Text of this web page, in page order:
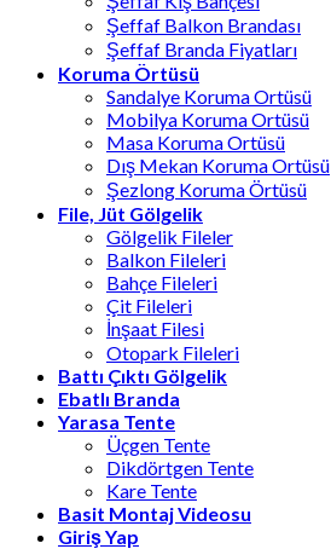
Şeffaf Balkon Brandası
Şeffaf Branda Fiyatları
Koruma Örtüsü
Sandalye Koruma Ortüsü
Mobilya Koruma Ortüsü
Masa Koruma Ortüsü
Dış Mekan Koruma Ortüsü
Şezlong Koruma Örtüsü
File, Jüt Gölgelik
Gölgelik Fileler
Balkon Fileleri
Bahçe Fileleri
Çit Fileleri
İnşaat Filesi
Otopark Fileleri
Battı Çıktı Gölgelik
Ebatlı Branda
Yarasa Tente
Üçgen Tente
Dikdörtgen Tente
Kare Tente
Basit Montaj Videosu
Giriş Yap